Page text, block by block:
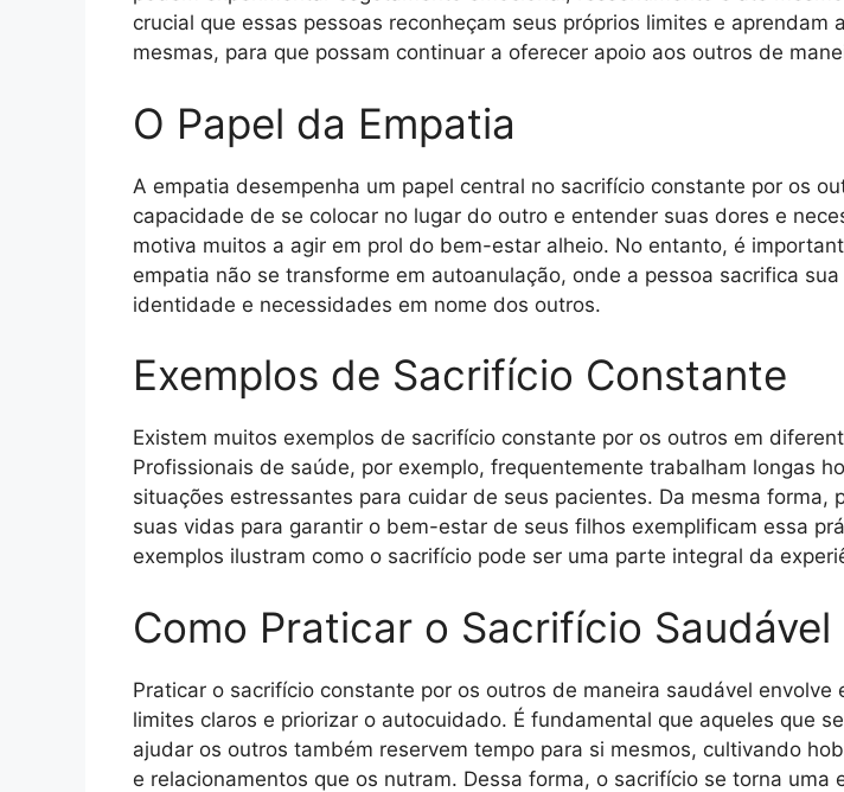
crucial que essas pessoas reconheçam seus próprios limites e aprendam
mesmas, para que possam continuar a oferecer apoio aos outros de
O Papel da Empatia
A empatia desempenha um papel central no sacrifício constante por os
capacidade de se colocar no lugar do outro e entender suas dores e
motiva muitos a agir em prol do bem-estar alheio. No entanto, é
empatia não se transforme em autoanulação, onde a pessoa sacrifica sua
identidade e necessidades em nome dos outros.
Exemplos de Sacrifício Constante
Existem muitos exemplos de sacrifício constante por os outros em
Profissionais de saúde, por exemplo, frequentemente trabalham longas
situações estressantes para cuidar de seus pacientes. Da mesma forma,
suas vidas para garantir o bem-estar de seus filhos exemplificam essa
exemplos ilustram como o sacrifício pode ser uma parte integral da
Como Praticar o Sacrifício Saudável
Praticar o sacrifício constante por os outros de maneira saudável envolve
limites claros e priorizar o autocuidado. É fundamental que aqueles que
ajudar os outros também reservem tempo para si mesmos, cultivando
e relacionamentos que os nutram. Dessa forma, o sacrifício se torna uma